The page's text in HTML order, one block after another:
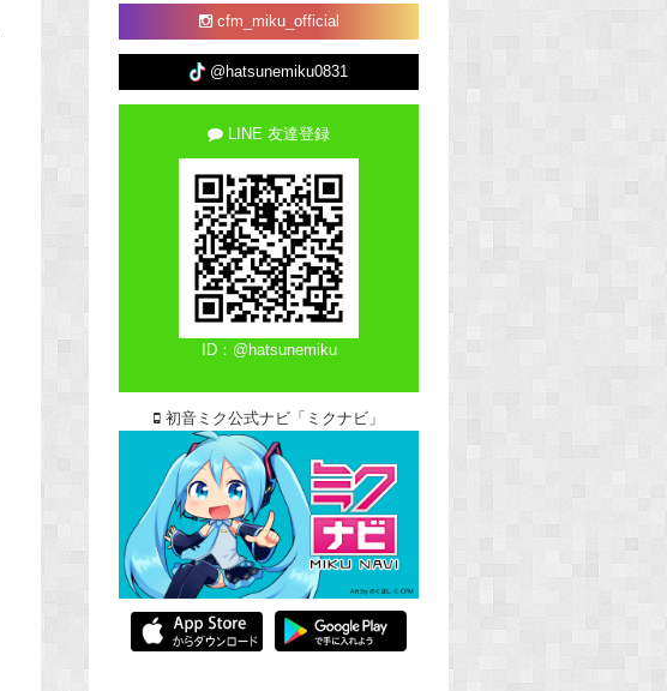
cfm_miku_official
@hatsunemiku0831
LINE 友達登録
ID：@hatsunemiku
初音ミク公式ナビ「ミクナビ」